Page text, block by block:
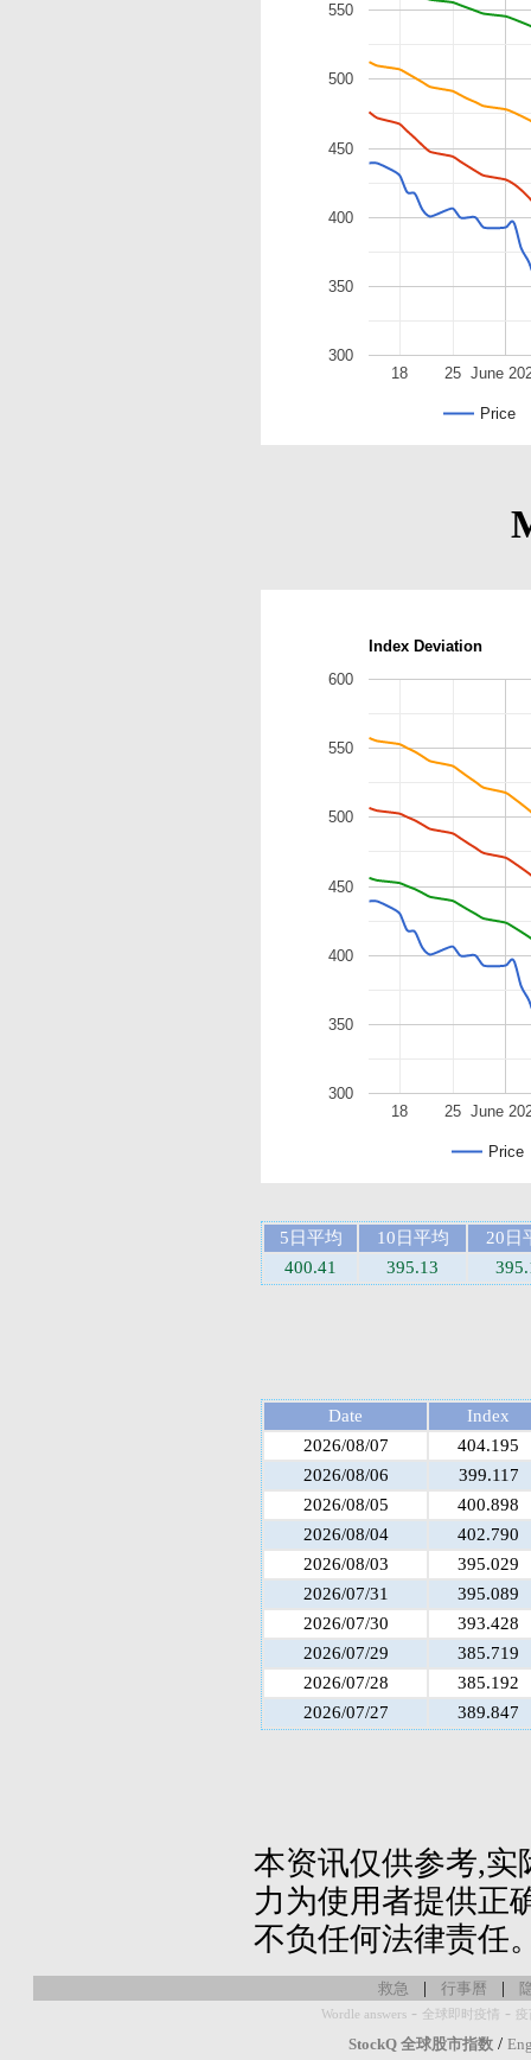
Price
June
18 25
300
350
400
450
500
550
Index Deviation
Price
June
18 25
300
350
400
450
500
550
600
5日平均 10日平均
20日
400.41
395.13
Date
Index
2026/08/07
404.195
2026/08/06
399.117
2026/08/05
400.898
2026/08/04
402.790
2026/08/03
395.029
2026/07/31
395.089
2026/07/30
393.428
2026/07/29
385.719
2026/07/28
385.192
2026/07/27
389.847
本资讯仅供参考,实
力为使用者提供正
不负任何法律责任
救急 | 行事曆 |
Wordle answers - 全球即时疫情 -
StockQ 全球股市指数 /